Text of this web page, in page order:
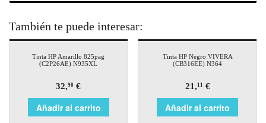
También te puede interesar:
Tinta HP Amarillo 825pag
(C2P26AE) N935XL
32,90 €
Añadir al carrito
Tinta HP Negro VIVERA
(CB316EE) N364
21,11 €
Añadir al carrito